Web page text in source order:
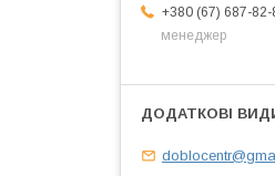
+380 (67) 687-82-
менеджер